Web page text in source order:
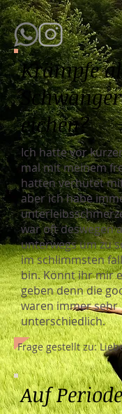
Krämpfe
eichen?
Ich hatte vor
mal mit meinem
hatten verhütet
aber ich habe
war oft deswegen
unterwegs um zu
im schlimmsten
bin. Könnt ihr mir
geben denn die
waren immer sehr
unterschiedlich.
Frage gestellt zu:
Auf